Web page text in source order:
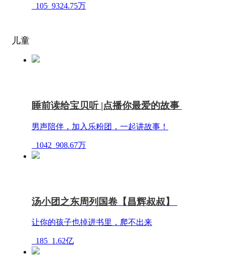
105 9324.75万
儿童
睡前读给宝贝听 |点播你最爱的故事
男声陪伴，加入乐粉团，一起讲故事！
1042 908.67万
汤小团之东周列国卷【昌辉叔叔】
让你的孩子也掉进书里，爬不出来
185 1.62亿